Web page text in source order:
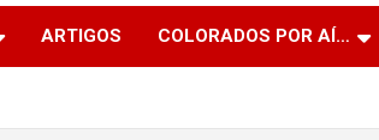
ARTIGOS COLORADOS POR AÍ…